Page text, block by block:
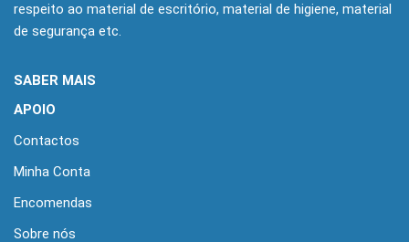
respeito ao material de escritório, material de higiene, material
de segurança etc.
SABER MAIS
APOIO
Contactos
Minha Conta
Encomendas
Sobre nós